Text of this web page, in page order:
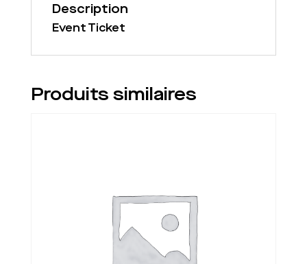
Description
Event Ticket
Produits similaires